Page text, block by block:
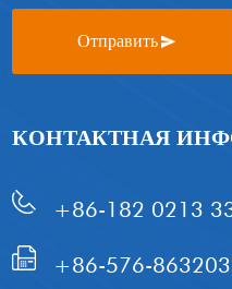
Отправить
КОНТАКТНАЯ
+86-182 0213
+86-576-